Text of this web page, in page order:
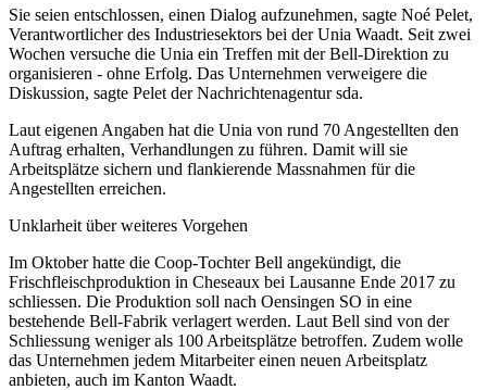
Sie seien entschlossen, einen Dialog aufzunehmen, sagte Noé Pelet,
Verantwortlicher des Industriesektors bei der Unia Waadt. Seit zwei
Wochen versuche die Unia ein Treffen mit der Bell-Direktion zu
organisieren - ohne Erfolg. Das Unternehmen verweigere die
Diskussion, sagte Pelet der Nachrichtenagentur sda.
Laut eigenen Angaben hat die Unia von rund 70 Angestellten den
Auftrag erhalten, Verhandlungen zu führen. Damit will sie
Arbeitsplätze sichern und flankierende Massnahmen für die
Angestellten erreichen.
Unklarheit über weiteres Vorgehen
Im Oktober hatte die Coop-Tochter Bell angekündigt, die
Frischfleischproduktion in Cheseaux bei Lausanne Ende 2017 zu
schliessen. Die Produktion soll nach Oensingen SO in eine
bestehende Bell-Fabrik verlagert werden. Laut Bell sind von der
Schliessung weniger als 100 Arbeitsplätze betroffen. Zudem wolle
das Unternehmen jedem Mitarbeiter einen neuen Arbeitsplatz
anbieten, auch im Kanton Waadt.